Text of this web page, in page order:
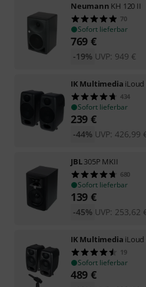
Neumann KH 120 II
70
Sofort lieferbar
769 €
UVP: 949 €
-19%
IK Multimedia
434
Sofort lieferbar
239 €
UVP: 426,99
-44%
JBL305P MKII
680
Sofort lieferbar
139 €
UVP: 253,62
-45%
IK Multimedia
19
Sofort lieferbar
489 €